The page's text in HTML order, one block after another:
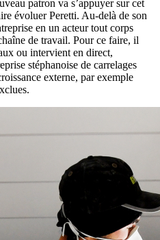
patron va s’appuyer sur cet
évoluer Peretti. Au-delà de son
en un acteur tout corps
de travail. Pour ce faire, il
ou intervient en direct,
stéphanoise de carrelages
externe, par exemple